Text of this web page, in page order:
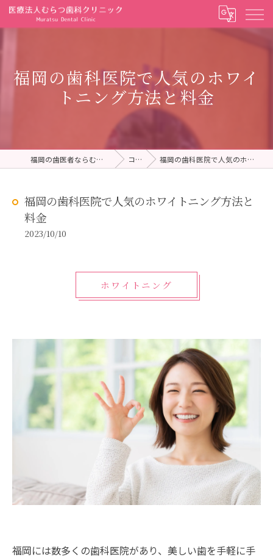
福岡の歯科医院で人気のホワイ
トニング方法と料金
福岡の歯医者ならむらつ歯科クリニック コラム 福岡の歯科医院で人気のホワイトニング方法と料金
福岡の歯科医院で人気のホワイトニング方法と
料金
2023/10/10
ホワイトニング
福岡には数多くの歯科医院があり、美しい歯を手軽に手